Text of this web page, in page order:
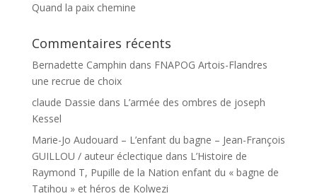
Quand la paix chemine
Commentaires récents
Bernadette Camphin dans FNAPOG Artois-Flandres
une recrue de choix
claude Dassie dans L’armée des ombres de joseph
Kessel
Marie-Jo Audouard – L’enfant du bagne – Jean-François
GUILLOU / auteur éclectique dans L’Histoire de
Raymond T, Pupille de la Nation enfant du « bagne de
Tatihou » et héros de Kolwezi